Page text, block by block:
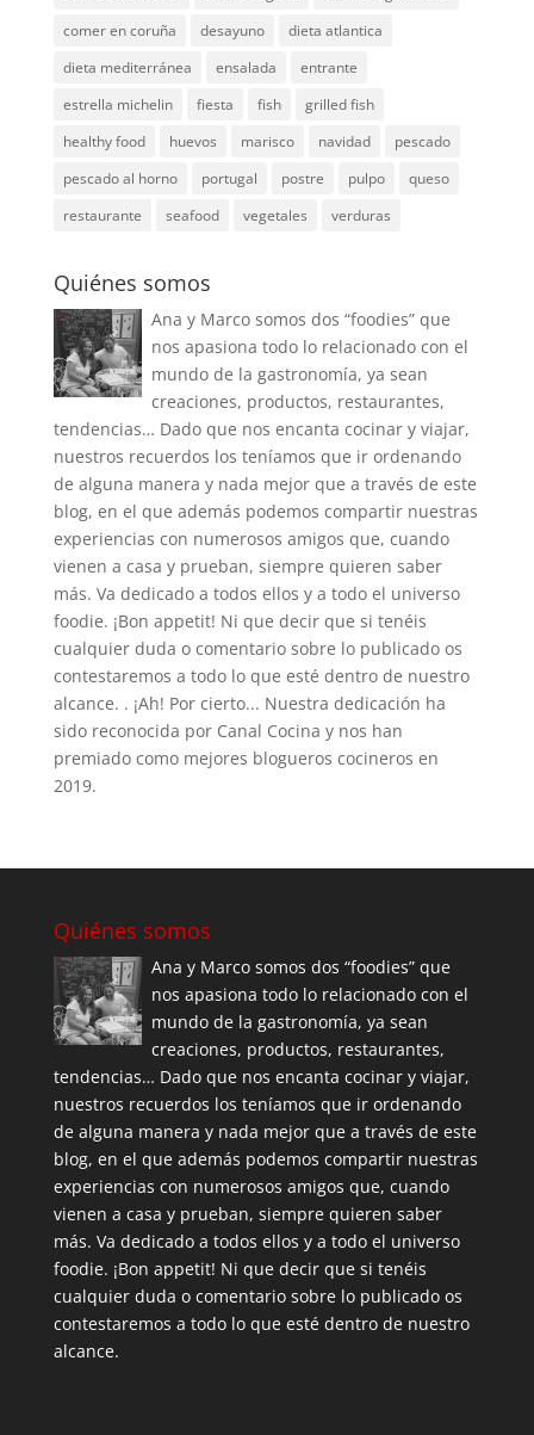
comer en coruña
desayuno
dieta atlantica
dieta mediterránea
ensalada
entrante
estrella michelin
fiesta fish
grilled fish
healthy food
huevos marisco navidad
pescado
pescado al horno
portugal postre pulpo
queso
restaurante
seafood vegetales verduras
Quiénes somos
Ana y Marco somos dos “foodies” que
nos apasiona todo lo relacionado con el
mundo de la gastronomía, ya sean
creaciones, productos, restaurantes,
tendencias… Dado que nos encanta cocinar y viajar,
nuestros recuerdos los teníamos que ir ordenando
de alguna manera y nada mejor que a través de este
blog, en el que además podemos compartir nuestras
experiencias con numerosos amigos que, cuando
vienen a casa y prueban, siempre quieren saber
más. Va dedicado a todos ellos y a todo el universo
foodie. ¡Bon appetit! Ni que decir que si tenéis
cualquier duda o comentario sobre lo publicado os
contestaremos a todo lo que esté dentro de nuestro
alcance. . ¡Ah! Por cierto... Nuestra dedicación ha
sido reconocida por Canal Cocina y nos han
premiado como mejores blogueros cocineros en
2019.
Quiénes somos
Ana y Marco somos dos “foodies” que
nos apasiona todo lo relacionado con el
mundo de la gastronomía, ya sean
creaciones, productos, restaurantes,
tendencias… Dado que nos encanta cocinar y viajar,
nuestros recuerdos los teníamos que ir ordenando
de alguna manera y nada mejor que a través de este
blog, en el que además podemos compartir nuestras
experiencias con numerosos amigos que, cuando
vienen a casa y prueban, siempre quieren saber
más. Va dedicado a todos ellos y a todo el universo
foodie. ¡Bon appetit! Ni que decir que si tenéis
cualquier duda o comentario sobre lo publicado os
contestaremos a todo lo que esté dentro de nuestro
alcance.